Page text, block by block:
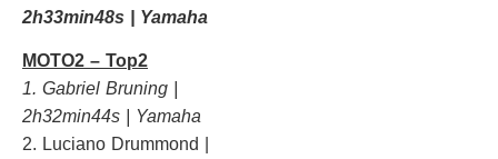
2h33min48s | Yamaha
MOTO2 – Top2
1. Gabriel Bruning |
2h32min44s | Yamaha
2. Luciano Drummond |